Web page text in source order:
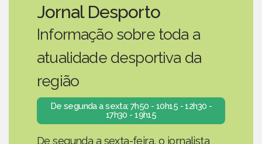
Jornal Desporto
Informação sobre toda a
atualidade desportiva da
região
De segunda a sexta: 7h50 - 10h15 - 12h30 -
17h30 - 19h15
De segunda a sexta-feira, o jornalista